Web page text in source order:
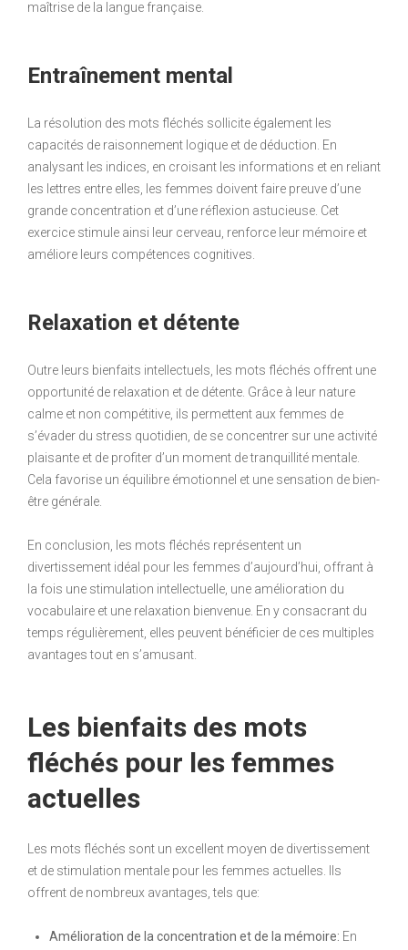
maîtrise de la langue française.
Entraînement mental
La résolution des mots fléchés sollicite également les
capacités de raisonnement logique et de déduction. En
analysant les indices, en croisant les informations et en reliant
les lettres entre elles, les femmes doivent faire preuve d’une
grande concentration et d’une réflexion astucieuse. Cet
exercice stimule ainsi leur cerveau, renforce leur mémoire et
améliore leurs compétences cognitives.
Relaxation et détente
Outre leurs bienfaits intellectuels, les mots fléchés offrent une
opportunité de relaxation et de détente. Grâce à leur nature
calme et non compétitive, ils permettent aux femmes de
s’évader du stress quotidien, de se concentrer sur une activité
plaisante et de profiter d’un moment de tranquillité mentale.
Cela favorise un équilibre émotionnel et une sensation de bien-
être générale.
En conclusion, les mots fléchés représentent un
divertissement idéal pour les femmes d’aujourd’hui, offrant à
la fois une stimulation intellectuelle, une amélioration du
vocabulaire et une relaxation bienvenue. En y consacrant du
temps régulièrement, elles peuvent bénéficier de ces multiples
avantages tout en s’amusant.
Les bienfaits des mots
fléchés pour les femmes
actuelles
Les mots fléchés sont un excellent moyen de divertissement
et de stimulation mentale pour les femmes actuelles. Ils
offrent de nombreux avantages, tels que:
Amélioration de la concentration et de la mémoire: En